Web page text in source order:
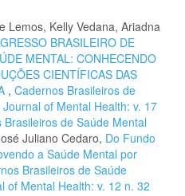
Lemos, Kelly Vedana, Ariadna
BRASILEIRO DE
MENTAL: CONHECENDO
CIENTÍFICAS DAS
, Cadernos Brasileiros de
of Mental Health: v. 17
de Saúde Mental
Juliano Cedaro, Do Fundo
a Saúde Mental por
Brasileiros de Saúde
of Mental Health: v. 12 n. 32